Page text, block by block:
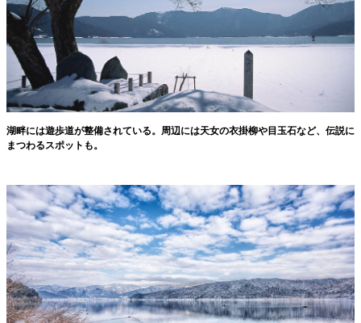
湖畔には遊歩道が整備されている。周辺には天女の衣掛柳や目玉石など、伝説に
まつわるスポットも。